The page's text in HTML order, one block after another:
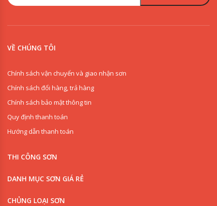
VỀ CHÚNG TÔI
Chính sách vận chuyển và giao nhận sơn
Chính sách đổi hàng, trả hàng
Chính sách bảo mật thông tin
Quy định thanh toán
Hướng dẫn thanh toán
THI CÔNG SƠN
DANH MỤC SƠN GIÁ RẺ
CHỦNG LOẠI SƠN